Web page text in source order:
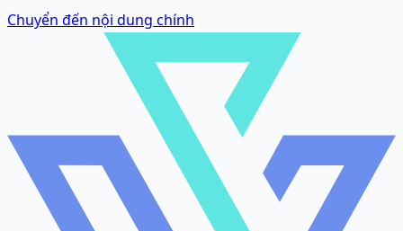
Chuyển đến nội dung chính